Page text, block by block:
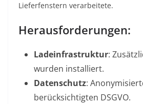
Lieferfenstern verarbeitete.
Herausforderungen:
Ladeinfrastruktur:
wurden installiert.
Datenschutz:
berücksichtigten DSGVO.